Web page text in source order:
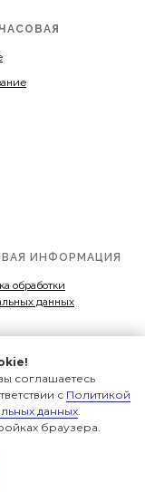
ИНФОРМАЦИЯ
обработки
данных
соглашаетесь
с Политикой
данных.
браузера.